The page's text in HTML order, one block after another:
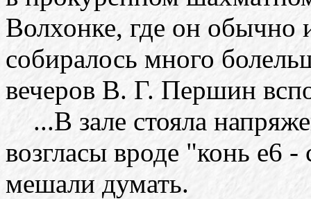
Волхонке, где он обычно
собиралось много
вечеров В. Г. Першин
...В зале стояла
возгласы вроде "конь е6
мешали думать.